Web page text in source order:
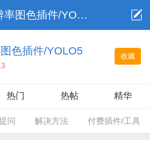
冉遗鱼全分辨率图色插件/YOLO5
收藏
色插件/YOLO5
热门 热帖 精华
问 解决方法 付费插件/工具